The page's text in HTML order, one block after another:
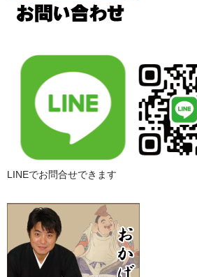
LINEでお問合せできます